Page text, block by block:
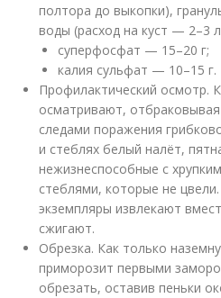
полтора до выкопки),
воды (расход на куст — 2–3
суперфосфат — 15–20 г;
калия сульфат — 10–15 г.
Профилактический осмотр.
осматривают,
следами поражения
и стеблях белый налёт,
нежизнеспособные с
стеблями, которые не
экземпляры извлекают
сжигают.
Обрезка. Как только
приморозит первыми
обрезать, оставив пеньки